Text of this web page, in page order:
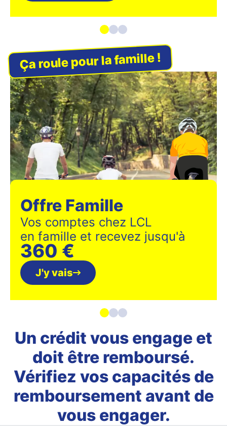
Ça roule pour la famille !
Offre Famille
Vos comptes chez LCL
en famille et recevez jusqu'à
360 €
J'y vais
Un crédit vous engage et
doit être remboursé.
Vérifiez vos capacités de
remboursement avant de
vous engager.